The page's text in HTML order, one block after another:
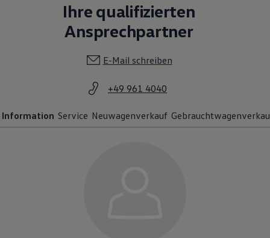
Ihre qualifizierten
Ansprechpartner
E-Mail schreiben
+49 961 4040
Information Service Neuwagenverkauf